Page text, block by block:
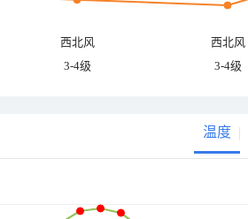
西北风 西北风
3-4级 3-4级
温度